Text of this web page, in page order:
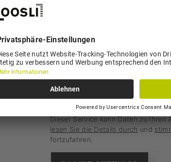
Ich und meine Eltern sind
Meine Eltern sind
teilnehme.
Ich bin einverstanden, dass
kontaktiert.
Wir benötigen Ihre Zustimmung,
verwenden reCAPTCHA, um Ihre
Dieser Service kann Daten zu
lesen Sie die Details durch und
fortzufahren.